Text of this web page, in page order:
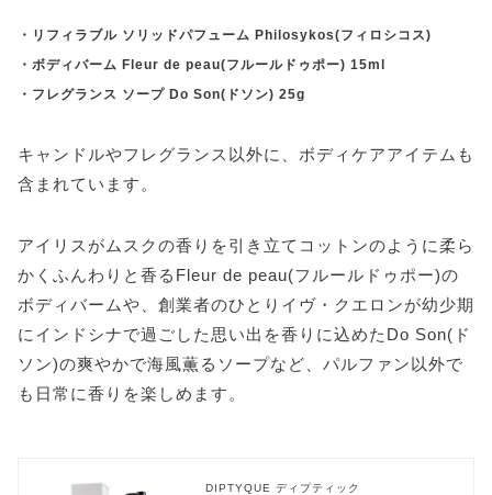
・リフィラブル ソリッドパフューム Philosykos(フィロシコス)
・ボディバーム Fleur de peau(フルールドゥポー) 15ml
・フレグランス ソープ Do Son(ドソン) 25g
キャンドルやフレグランス以外に、ボディケアアイテムも
含まれています。
アイリスがムスクの香りを引き立てコットンのように柔ら
かくふんわりと香るFleur de peau(フルールドゥポー)の
ボディバームや、創業者のひとりイヴ・クエロンが幼少期
にインドシナで過ごした思い出を香りに込めたDo Son(ド
ソン)の爽やかで海風薫るソープなど、パルファン以外で
も日常に香りを楽しめます。
DIPTYQUE ディプティック